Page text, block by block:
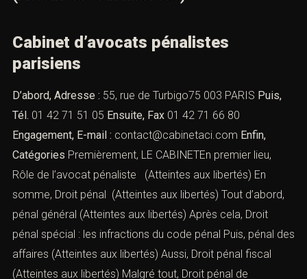
Cabinet d’avocats pénalistes
parisiens
D’abord, Adresse : 55, rue de Turbigo75 003 PARIS Puis,
Tél. 01 42 71 51 05 Ensuite, Fax 01 42 71 66 80
Engagement, E-mail : contact@cabinetaci.com Enfin,
Catégories Premièrement, LE CABINETEn premier lieu,
Rôle de l’avocat pénaliste (Atteintes aux libertés) En
somme, Droit pénal
(Atteintes aux libertés) Tout d’abord,
pénal général (Atteintes aux libertés) Après cela, Droit
pénal spécial : les infractions du code pénal Puis, pénal des
affaires (Atteintes aux libertés) Aussi, Droit pénal fiscal
(Atteintes aux libertés) Malgré tout, Droit pénal de